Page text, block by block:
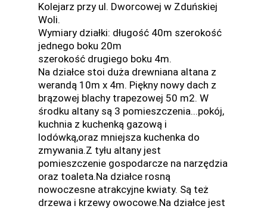
Kolejarz przy ul. Dworcowej w Zduńskiej
Woli.
Wymiary działki: długość 40m szerokość
jednego boku 20m
szerokość drugiego boku 4m.
Na działce stoi duża drewniana altana z
werandą 10m x 4m. Piękny nowy dach z
brązowej blachy trapezowej 50 m2. W
środku altany są 3 pomieszczenia...pokój,
kuchnia z kuchenką gazową i
lodówką,oraz mniejsza kuchenka do
zmywania.Z tyłu altany jest
pomieszczenie gospodarcze na narzędzia
oraz toaleta.Na działce rosną
nowoczesne atrakcyjne kwiaty. Są też
drzewa i krzewy owocowe.Na działce jest